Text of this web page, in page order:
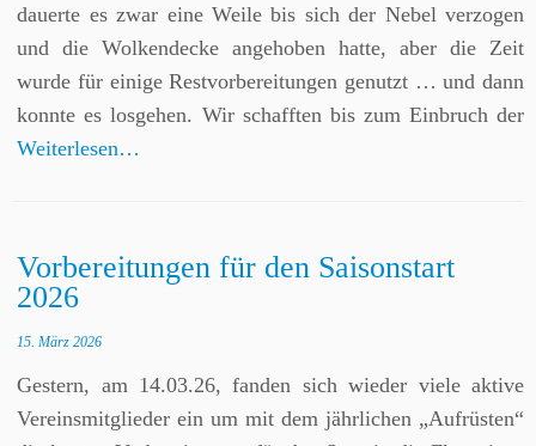
dauerte es zwar eine Weile bis sich der Nebel verzogen
und die Wolkendecke angehoben hatte, aber die Zeit
wurde für einige Restvorbereitungen genutzt … und dann
konnte es losgehen. Wir schafften bis zum Einbruch der
Weiterlesen…
Vorbereitungen für den Saisonstart
2026
15. März 2026
Gestern, am 14.03.26, fanden sich wieder viele aktive
Vereinsmitglieder ein um mit dem jährlichen „Aufrüsten“